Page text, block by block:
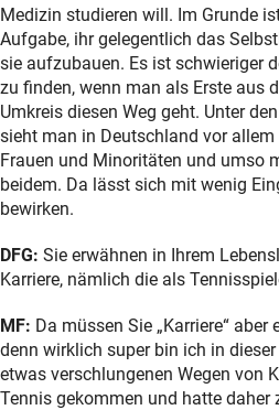
Medizin studieren will. Im Grunde
Aufgabe, ihr gelegentlich das
sie aufzubauen. Es ist schwieriger
zu finden, wenn man als Erste aus
Umkreis diesen Weg geht. Unter
sieht man in Deutschland vor allem
Frauen und Minoritäten und umso
beidem. Da lässt sich mit wenig
bewirken.
DFG: Sie erwähnen in Ihrem
Karriere, nämlich die als
MF: Da müssen Sie „Karriere“
denn wirklich super bin ich in
etwas verschlungenen Wegen von
Tennis gekommen und hatte daher